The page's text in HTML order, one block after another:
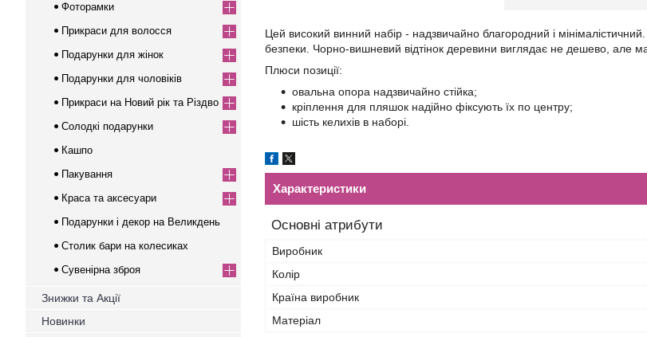
Цей високий винний набір - надзвичайно благородний і
безпеки. Чорно-вишневий відтінок деревини виглядає не дешево, але
Плюси позиції:
овальна опора надзвичайно стійка;
кріплення для пляшок надійно фіксують їх по центру;
шість келихів в наборі.
Характеристики
Основні атрибути
Виробник
Колір
Країна виробник
Матеріал
Фоторамки
Прикраси для волосся
Подарунки для жінок
Подарунки для чоловіків
Прикраси на Новий рік та Різдво
Солодкі подарунки
Кашпо
Пакування
Краса та аксесуари
Подарунки і декор на Великдень
Столик бари на колесиках
Сувенірна зброя
Знижки та Акції
Новинки